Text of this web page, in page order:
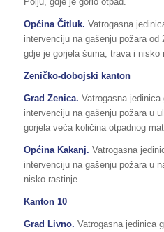
Općina Čitluk. Vatrogasna
intervenciju na gašenju požara od
gdje je gorjela šuma, trava i nisko
Zeničko-dobojski kanton
Grad Zenica. Vatrogasna
intervenciju na gašenju požara u
gorjela veća količina otpadnog
Općina Kakanj. Vatrogasna
intervenciju na gašenju požara u
nisko rastinje.
Kanton 10
Grad Livno. Vatrogasna jedinica